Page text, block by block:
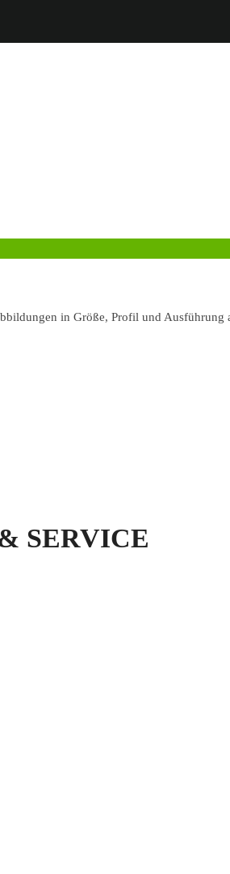
in Größe, Profil und Ausführung
SERVICE